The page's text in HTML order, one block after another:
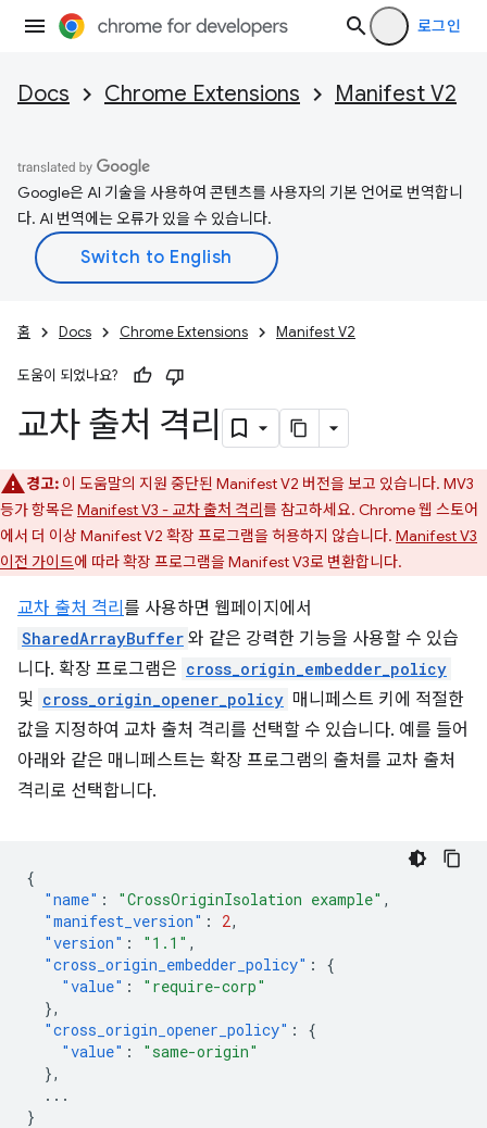
로그인
Docs Chrome Extensions Manifest V2
Google은 AI 기술을 사용하여 콘텐츠를 사용자의 기본 언어로 번역합니
다. AI 번역에는 오류가 있을 수 있습니다.
홈 Docs Chrome Extensions Manifest V2
도움이 되었나요?
교차 출처 격리
경고: 이 도움말의 지원 중단된 Manifest V2 버전을 보고 있습니다. MV3
등가 항목은Manifest V3 - 교차 출처 격리를 참고하세요. Chrome 웹 스토어
에서 더 이상 Manifest V2 확장 프로그램을 허용하지 않습니다. Manifest V3
이전 가이드에 따라 확장 프로그램을 Manifest V3로 변환합니다.
교차 출처 격리 를 사용하면 웹페이지에서
SharedArrayBuffer 와 같은 강력한 기능을 사용할 수 있습
니다. 확장 프로그램은 cross_origin_embedder_policy
및 cross_origin_opener_policy 매니페스트 키에 적절한
값을 지정하여 교차 출처 격리를 선택할 수 있습니다. 예를 들어
아래와 같은 매니페스트는 확장 프로그램의 출처를 교차 출처
격리로 선택합니다.
{
"name" : "CrossOriginIsolation example" ,
"manifest_version" : 2,
"version" : "1.1" ,
"cross_origin_embedder_policy" :
{
"value" :
"require-corp"
},
"cross_origin_opener_policy" :
{
"value" :
"same-origin"
},
...
}